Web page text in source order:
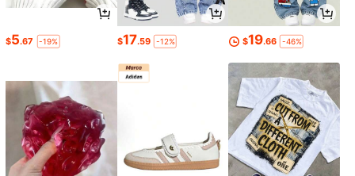
$5.67 -19% $17.59 -12% $19.66 -46%